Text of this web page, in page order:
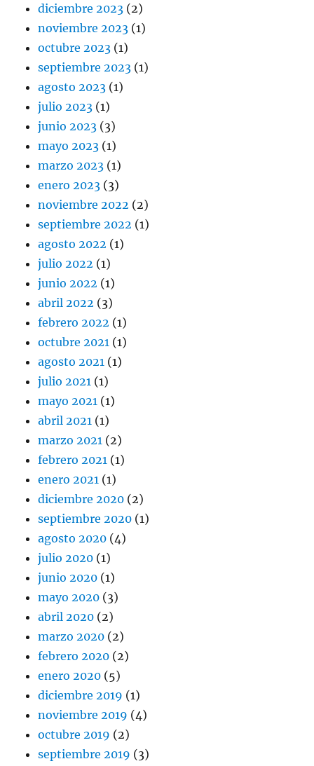
diciembre 2023 (2)
noviembre 2023 (1)
octubre 2023 (1)
septiembre 2023 (1)
agosto 2023 (1)
julio 2023 (1)
junio 2023 (3)
mayo 2023 (1)
marzo 2023 (1)
enero 2023 (3)
noviembre 2022 (2)
septiembre 2022 (1)
agosto 2022 (1)
julio 2022 (1)
junio 2022 (1)
abril 2022 (3)
febrero 2022 (1)
octubre 2021 (1)
agosto 2021 (1)
julio 2021 (1)
mayo 2021 (1)
abril 2021 (1)
marzo 2021 (2)
febrero 2021 (1)
enero 2021 (1)
diciembre 2020 (2)
septiembre 2020 (1)
agosto 2020 (4)
julio 2020 (1)
junio 2020 (1)
mayo 2020 (3)
abril 2020 (2)
marzo 2020 (2)
febrero 2020 (2)
enero 2020 (5)
diciembre 2019 (1)
noviembre 2019 (4)
octubre 2019 (2)
septiembre 2019 (3)